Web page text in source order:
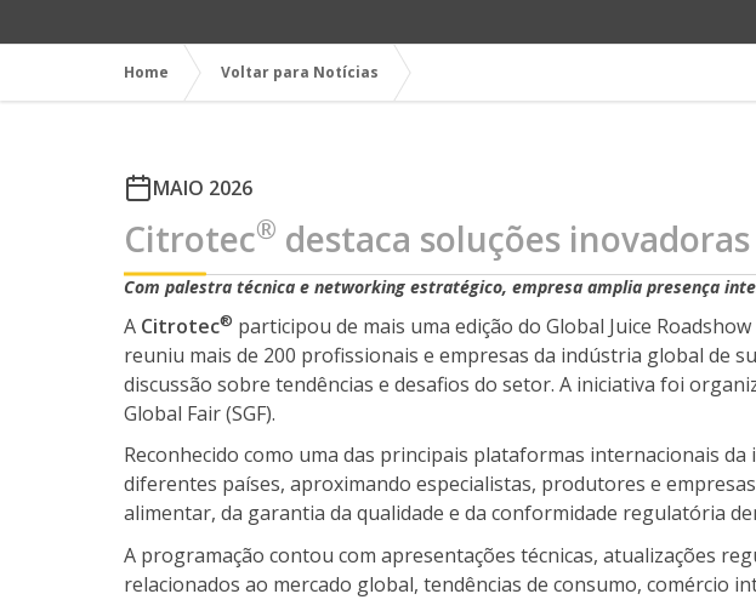
Home Voltar para Notícias
MAIO 2026
Citrotec® destaca soluções
Com palestra técnica e networking estratégico, empresa amplia presença
A Citrotec® participou de mais uma edição do Global Juice
reuniu mais de 200 profissionais e empresas da indústria global de
discussão sobre tendências e desafios do setor. A iniciativa foi
Global Fair (SGF).
Reconhecido como uma das principais plataformas internacionais
diferentes países, aproximando especialistas, produtores e
alimentar, da garantia da qualidade e da conformidade regulatória
A programação contou com apresentações técnicas, atualizações
relacionados ao mercado global, tendências de consumo, comércio